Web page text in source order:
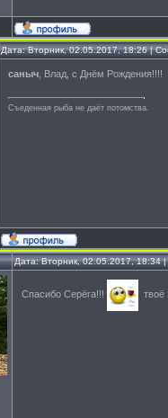
Дата: Вторник, 02.05.2017, 18:26 |
саныч , Влад, с Днём Рождения!!!!
Съеденная рыба не даёт потомства.
Дата: Вторник, 02.05.2017, 18:34
Спасибо Серёга!!! твоё